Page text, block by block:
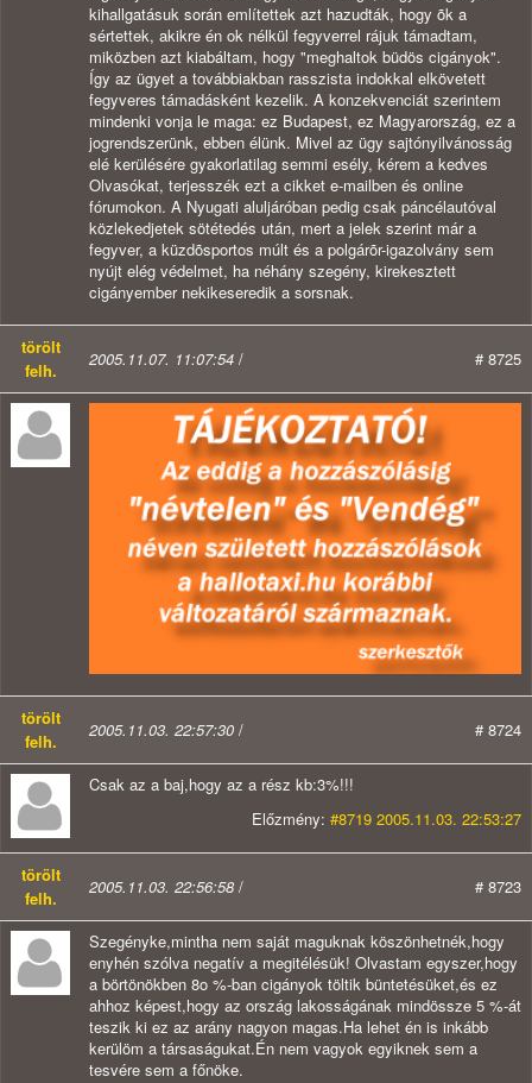
törölt
felh.
2005.11.07. 11:07:54 / # 8725
törölt
felh.
2005.11.03. 22:57:30 / # 8724
Csak az a baj,hogy az a rész kb:3%!!!
Előzmény: #8719 2005.11.03. 22:53:27
törölt
felh.
2005.11.03. 22:56:58 / # 8723
Szegényke,mintha nem saját maguknak köszönhetnék,hogy
enyhén szólva negatív a megitélésük! Olvastam egyszer,hogy
a börtönökben 8o %-ban cigányok töltik büntetésüket,és ez
ahhoz képest,hogy az ország lakosságának mindössze 5 %-át
teszik ki ez az arány nagyon magas.Ha lehet én is inkább
kerülöm a társaságukat.Én nem vagyok egyiknek sem a
tesvére sem a főnöke.